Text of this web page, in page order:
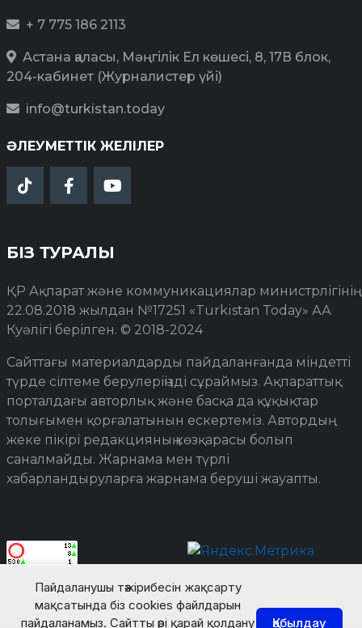
Пайдаланушы тәжірибесін жақсарту
мақсатында біз cookies файлдарын
пайдаланамыз. Сайтты әрі қарай қолдану
Қабылдау
+ 7 775 186 2113
Астана қаласы, Мәңгілік Ел көшесі, 8, 17В блок,
204-кабинет (Журналистер үйі)
info@turkistan.today
ӘЛЕУМЕТТІК ЖЕЛІЛЕР
БІЗ ТУРАЛЫ
ҚР Ақпарат және коммуникациялар министрлігінің
22.08.2018 жылдан №17251 «Turkistan Today» АА
Куәлігі берілген. © 2018-2024
Сайттағы материалдарды пайдаланғанда міндетті
түрде сілтеме берулеріңізді сұраймыз. Ақпараттық
порталдағы авторлық және басқа да құқықтар
толығымен қорғалатынын ескертеміз. Автордың
жеке пікірі редакцияның көзқарасы болып
саналмайды. Жарнама мен түрлі
хабарландыруларға жарнама беруші жауапты.